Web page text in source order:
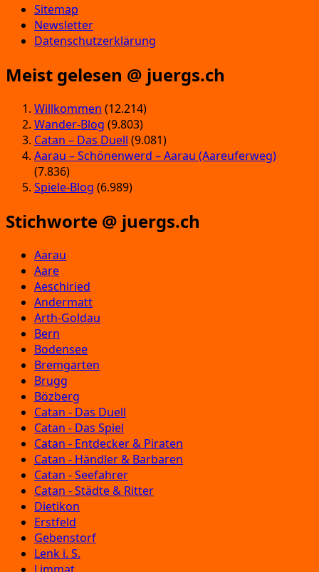
Sitemap
Newsletter
Datenschutzerklärung
Meist gelesen @ juergs.ch
Willkommen (12.214)
Wander-Blog (9.803)
Catan – Das Duell (9.081)
Aarau – Schönenwerd – Aarau (Aareuferweg)
(7.836)
Spiele-Blog (6.989)
Stichworte @ juergs.ch
Aarau
Aare
Aeschiried
Andermatt
Arth-Goldau
Bern
Bodensee
Bremgarten
Brugg
Bözberg
Catan - Das Duell
Catan - Das Spiel
Catan - Entdecker & Piraten
Catan - Händler & Barbaren
Catan - Seefahrer
Catan - Städte & Ritter
Dietikon
Erstfeld
Gebenstorf
Lenk i. S.